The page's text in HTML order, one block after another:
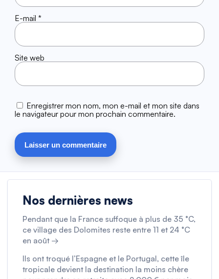
E-mail *
Site web
Enregistrer mon nom, mon e-mail et mon site dans
le navigateur pour mon prochain commentaire.
Nos dernières news
Pendant que la France suffoque à plus de 35 °C,
ce village des Dolomites reste entre 11 et 24 °C
en août →
Ils ont troqué l’Espagne et le Portugal, cette île
tropicale devient la destination la moins chère